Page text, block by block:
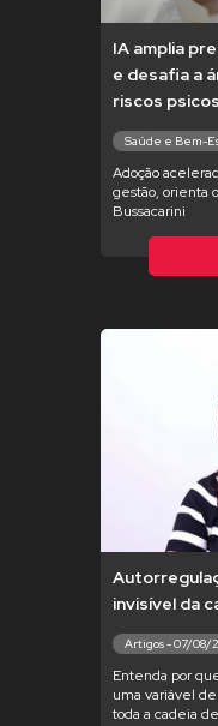
IA amplia
e desafia a
riscos
Saúde e Bem-
Adoção
gestão, orienta
Bussacarini
invisível da
Artigos - 07/08/
Entenda por
uma variável
toda a cadeia